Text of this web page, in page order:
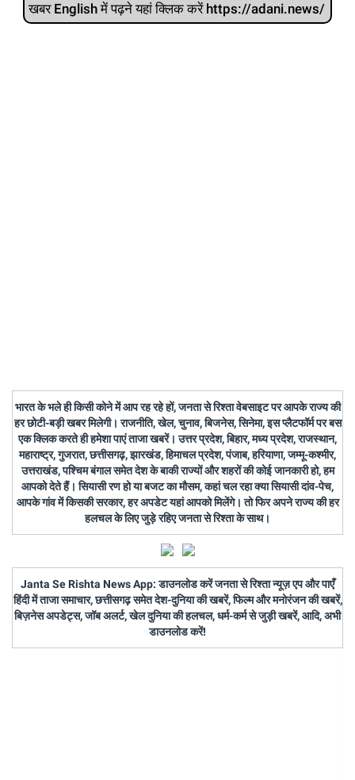
खबर English में पढ़ने यहां क्लिक करें https://adani.news/
भारत के भले ही किसी कोने में आप रह रहे हों, जनता से रिश्ता वेबसाइट पर आपके राज्य की
हर छोटी-बड़ी खबर मिलेगी। राजनीति, खेल, चुनाव, बिजनेस, सिनेमा, इस प्लैटफॉर्म पर बस
एक क्लिक करते ही हमेशा पाएं ताजा खबरें। उत्तर प्रदेश, बिहार, मध्य प्रदेश, राजस्थान,
महाराष्ट्र, गुजरात, छत्तीसगढ़, झारखंड, हिमाचल प्रदेश, पंजाब, हरियाणा, जम्मू-कश्मीर,
उत्तराखंड, पश्चिम बंगाल समेत देश के बाकी राज्यों और शहरों की कोई जानकारी हो, हम
आपको देते हैं। सियासी रण हो या बजट का मौसम, कहां चल रहा क्या सियासी दांव-पेच,
आपके गांव में किसकी सरकार, हर अपडेट यहां आपको मिलेंगे। तो फिर अपने राज्य की हर
हलचल के लिए जुड़े रहिए जनता से रिश्ता के साथ।
Janta Se Rishta News App: डाउनलोड करें जनता से रिश्ता न्यूज़ एप और पाएँ
हिंदी में ताजा समाचार, छत्तीसगढ़ समेत देश-दुनिया की खबरें, फिल्म और मनोरंजन की खबरें,
बिज़नेस अपडेट्स, जॉब अलर्ट, खेल दुनिया की हलचल, धर्म-कर्म से जुड़ी खबरें, आदि, अभी
डाउनलोड करें!